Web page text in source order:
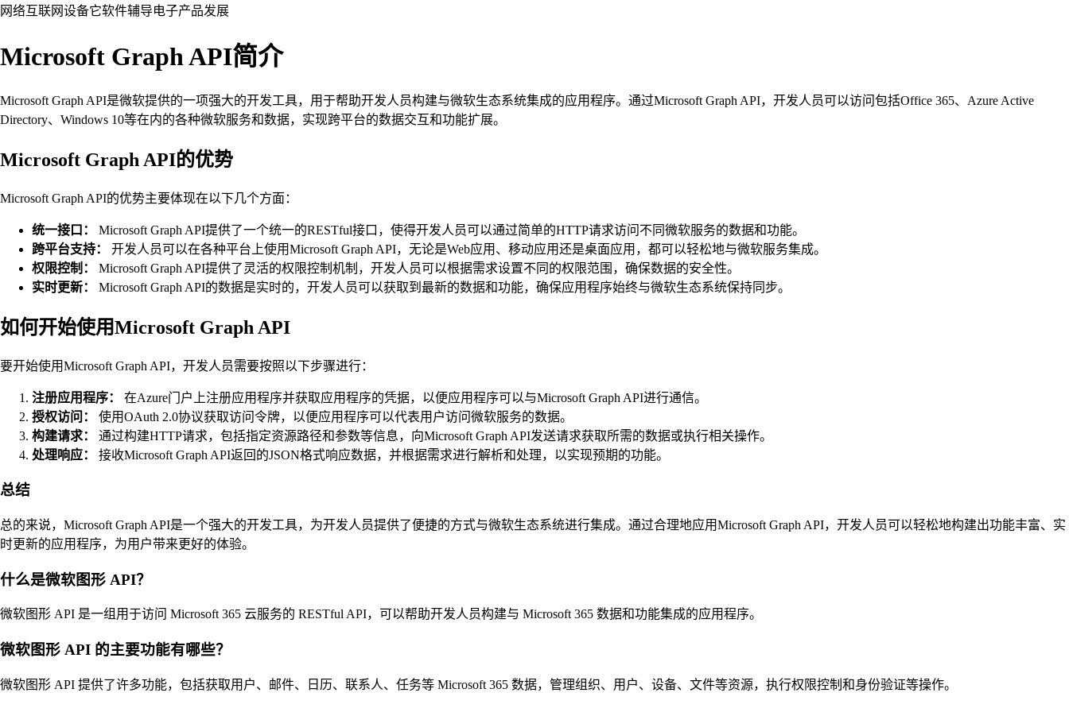
网络互联网设备它软件辅导电子产品发展
Microsoft Graph API简介
Microsoft Graph API是微软提供的一项强大的开发工具，用于帮助开发人员构建与微软生态系统集成的应用程序。通过Microsoft Graph API，开发人员可以访问包括Office 365、Azure Active
Directory、Windows 10等在内的各种微软服务和数据，实现跨平台的数据交互和功能扩展。
Microsoft Graph API的优势
Microsoft Graph API的优势主要体现在以下几个方面：
统一接口：
Microsoft Graph API提供了一个统一的RESTful接口，使得开发人员可以通过简单的HTTP请求访问不同微软服务的数据和功能。
跨平台支持：
开发人员可以在各种平台上使用Microsoft Graph API，无论是Web应用、移动应用还是桌面应用，都可以轻松地与微软服务集成。
权限控制：
Microsoft Graph API提供了灵活的权限控制机制，开发人员可以根据需求设置不同的权限范围，确保数据的安全性。
实时更新：
Microsoft Graph API的数据是实时的，开发人员可以获取到最新的数据和功能，确保应用程序始终与微软生态系统保持同步。
如何开始使用Microsoft Graph API
要开始使用Microsoft Graph API，开发人员需要按照以下步骤进行：
注册应用程序：
在Azure门户上注册应用程序并获取应用程序的凭据，以便应用程序可以与Microsoft Graph API进行通信。
授权访问：
使用OAuth 2.0协议获取访问令牌，以便应用程序可以代表用户访问微软服务的数据。
构建请求：
通过构建HTTP请求，包括指定资源路径和参数等信息，向Microsoft Graph API发送请求获取所需的数据或执行相关操作。
处理响应：
接收Microsoft Graph API返回的JSON格式响应数据，并根据需求进行解析和处理，以实现预期的功能。
总结
总的来说，Microsoft Graph API是一个强大的开发工具，为开发人员提供了便捷的方式与微软生态系统进行集成。通过合理地应用Microsoft Graph API，开发人员可以轻松地构建出功能丰富、实
时更新的应用程序，为用户带来更好的体验。
什么是微软图形 API？
微软图形 API 是一组用于访问 Microsoft 365 云服务的 RESTful API，可以帮助开发人员构建与 Microsoft 365 数据和功能集成的应用程序。
微软图形 API 的主要功能有哪些？
微软图形 API 提供了许多功能，包括获取用户、邮件、日历、联系人、任务等 Microsoft 365 数据，管理组织、用户、设备、文件等资源，执行权限控制和身份验证等操作。